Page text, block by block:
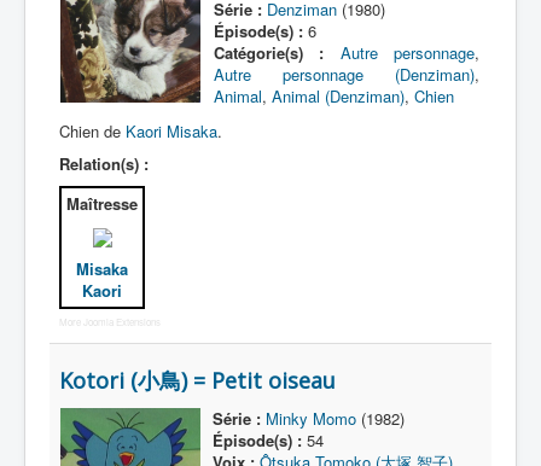
Entourage
Antagoniste
Monstre
Autre
Archétype
[]
Nom
Catégorie
Série : Denziman(1980)
Épisode(s) :6
Catégorie(s) :
Autre personnage,
Autre personnage (Denziman),
Animal, Animal (Denziman), Chien
Chien de Kaori Misaka.
Relation(s) :
Maîtresse
Misaka
Kaori
More Joomla Extensions
Kotori (小鳥) = Petit oiseau
Série : Minky Momo(1982)
Épisode(s) :54